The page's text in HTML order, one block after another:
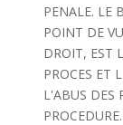
PENALE. LE
POINT DE
DROIT, EST
PROCES ET
L'ABUS DES
PROCEDURE.